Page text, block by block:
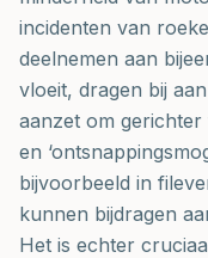
incidenten van
deelnemen aan
vloeit, dragen bij
aanzet om
en
bijvoorbeeld in
kunnen bijdragen
Het is echter